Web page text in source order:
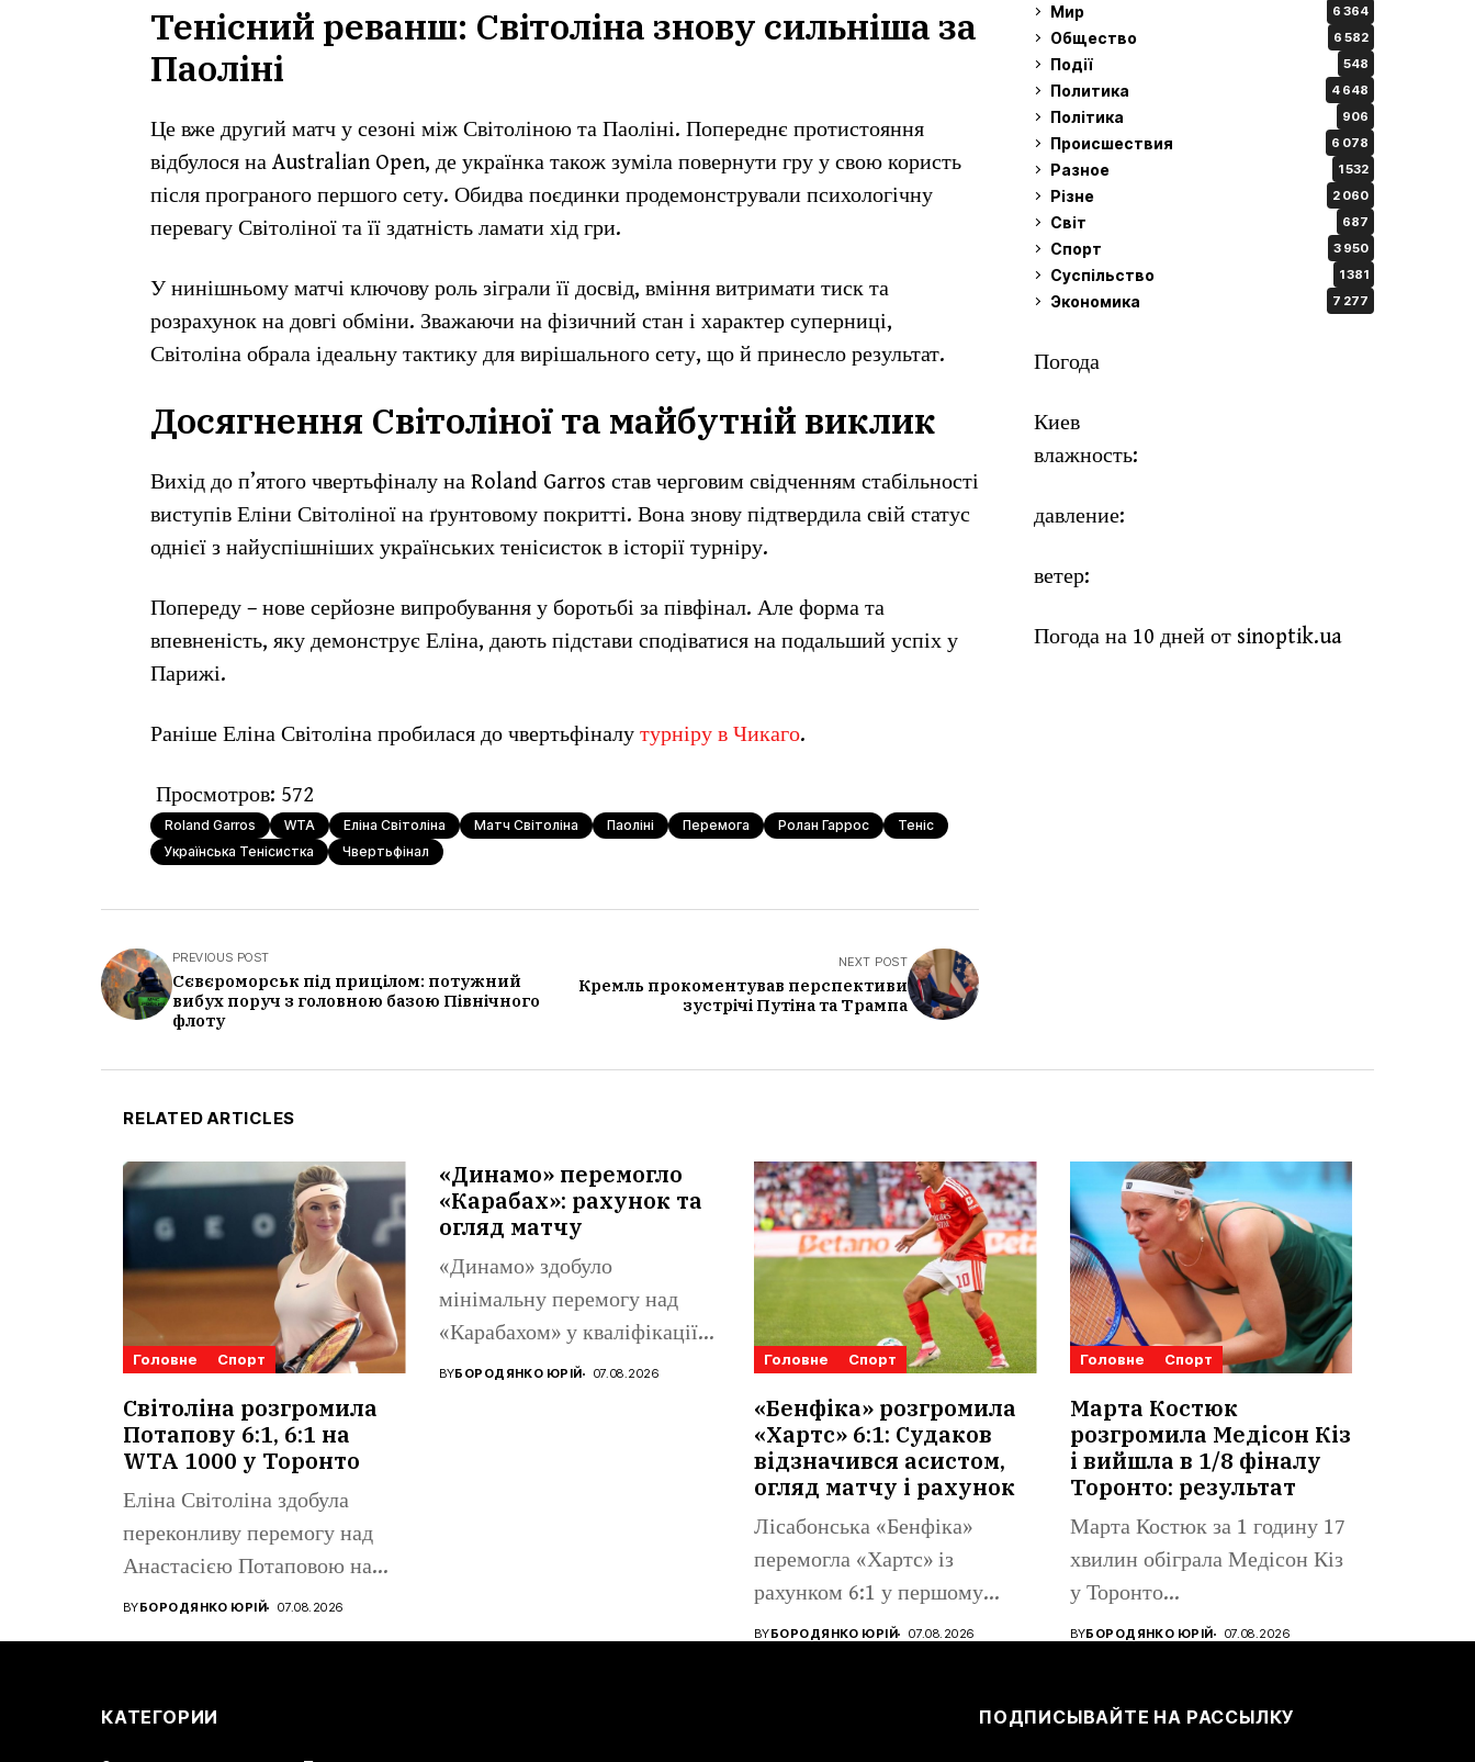
Тенісний реванш: Світоліна знову сильніша за
Паоліні
Це вже другий матч у сезоні між Світоліною та Паоліні. Попереднє протистояння
відбулося на Australian Open, де українка також зуміла повернути гру у свою користь
після програного першого сету. Обидва поєдинки продемонстрували психологічну
перевагу Світоліної та її здатність ламати хід гри.
У нинішньому матчі ключову роль зіграли її досвід, вміння витримати тиск та
розрахунок на довгі обміни. Зважаючи на фізичний стан і характер суперниці,
Світоліна обрала ідеальну тактику для вирішального сету, що й принесло результат.
Досягнення Світоліної та майбутній виклик
Вихід до п’ятого чвертьфіналу на Roland Garros став черговим свідченням стабільності
виступів Еліни Світоліної на ґрунтовому покритті. Вона знову підтвердила свій статус
однієї з найуспішніших українських тенісисток в історії турніру.
Попереду – нове серйозне випробування у боротьбі за півфінал. Але форма та
впевненість, яку демонструє Еліна, дають підстави сподіватися на подальший успіх у
Парижі.
Раніше Еліна Світоліна пробилася до чвертьфіналу турніру в Чикаго.
Просмотров: 572
Roland Garros WTA Еліна Світоліна Матч Світоліна Паоліні Перемога Ролан Гаррос
Теніс
Українська Тенісистка
Чвертьфінал
PREVIOUS POST
Сєвєроморськ під прицілом: потужний
вибух поруч з головною базою Північного
флоту
NEXT POST
Кремль прокоментував перспективи
зустрічі Путіна та Трампа
Мир 6 364
Общество 6 582
Події 548
Политика 4 648
Політика 906
Происшествия 6 078
Разное 1 532
Різне 2 060
Світ 687
Спорт 3 950
Суспільство 1 381
Экономика 7 277
Погода
Киев
влажность:
давление:
ветер:
Погода на 10 дней от sinoptik.ua
RELATED ARTICLES
Головне Спорт
Світоліна розгромила
Потапову 6:1, 6:1 на
WTA 1000 у Торонто
Еліна Світоліна здобула
переконливу перемогу над
Анастасією Потаповою на
турнірі WTA 1000...
BYБОРОДЯНКО ЮРІЙ 07.08.2026
«Динамо» перемогло
«Карабах»: рахунок та
огляд матчу
«Динамо» здобуло
мінімальну перемогу над
«Карабахом» у кваліфікації
Ліги конференцій. Матвій
BYБОРОДЯНКО ЮРІЙ 07.08.2026
Головне Спорт
«Бенфіка» розгромила
«Хартс» 6:1: Судаков
відзначився асистом,
огляд матчу і рахунок
Лісабонська «Бенфіка»
перемогла «Хартс» із
рахунком 6:1 у першому
матчі третього
BYБОРОДЯНКО ЮРІЙ 07.08.2026
Головне Спорт
Марта Костюк
розгромила Медісон Кіз
і вийшла в 1/8 фіналу
Торонто: результат
Марта Костюк за 1 годину 17
хвилин обіграла Медісон Кіз
у Торонто...
BYБОРОДЯНКО ЮРІЙ 07.08.2026
КАТЕГОРИИ ПОДПИСЫВАЙТЕ НА РАССЫЛКУ